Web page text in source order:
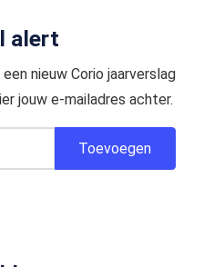
alert
nieuw Corio jaarverslag
jouw e-mailadres achter.